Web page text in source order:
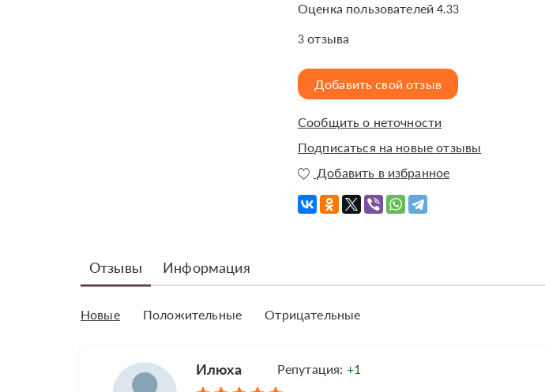
Оценка пользователей4.33
3 отзыва
Добавить свой отзыв
Сообщить о неточности
Подписаться на новые отзывы
Добавить в избранное
Отзывы Информация
Новые Положительные Отрицательные
Илюха Репутация: +1